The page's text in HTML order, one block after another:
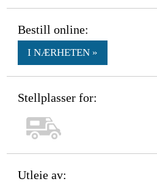
Bestill online:
I NÆRHETEN »
Stellplasser for:
Utleie av: